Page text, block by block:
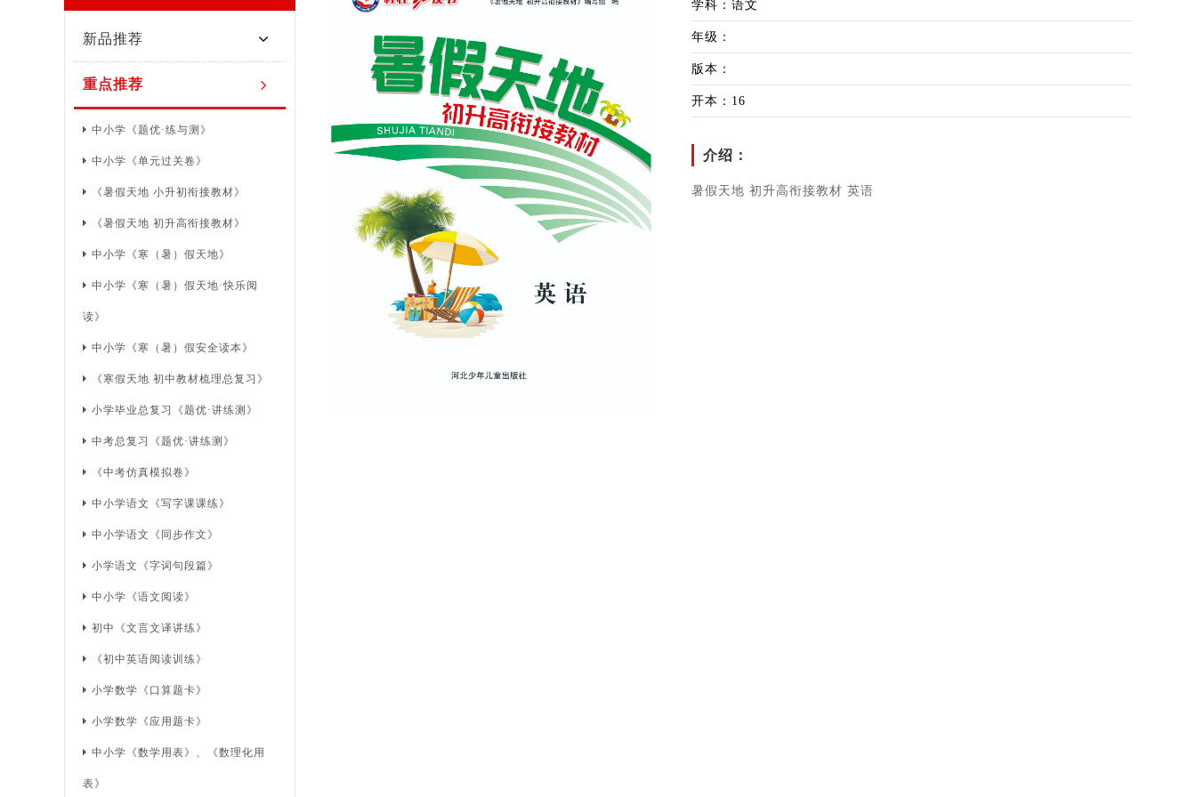
新品推荐
重点推荐
中小学《题优·练与测》
中小学《单元过关卷》
《暑假天地 小升初衔接教材》
《暑假天地 初升高衔接教材》
中小学《寒（暑）假天地》
中小学《寒（暑）假天地·快乐阅
读》
中小学《寒（暑）假安全读本》
《寒假天地 初中教材梳理总复习》
小学毕业总复习《题优·讲练测》
中考总复习《题优·讲练测》
《中考仿真模拟卷》
中小学语文《写字课课练》
中小学语文《同步作文》
小学语文《字词句段篇》
中小学《语文阅读》
初中《文言文译讲练》
《初中英语阅读训练》
小学数学《口算题卡》
小学数学《应用题卡》
中小学《数学用表》、《数理化用
表》
学科：语文
年级：
版本：
开本：16
介绍：
暑假天地 初升高衔接教材 英语